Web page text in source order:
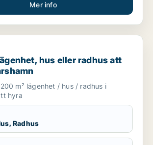
Mer info
hus eller radhus att hyra i Oskarshamn
hus eller radhus att
m² lägenhet / hus / radhus i
hyra
Radhus